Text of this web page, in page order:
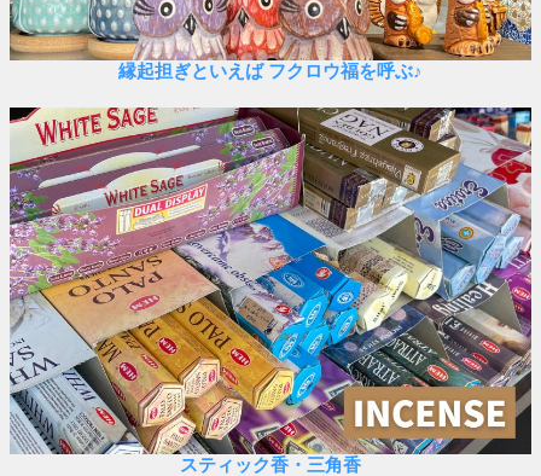
縁起担ぎといえば フクロウ福を呼ぶ♪
スティック香・三角香